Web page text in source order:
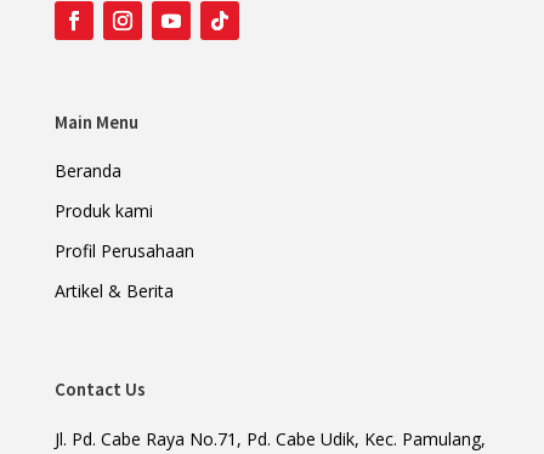
Main Menu
Beranda
Produk kami
Profil Perusahaan
Artikel & Berita
Contact Us
Jl. Pd. Cabe Raya No.71, Pd. Cabe Udik, Kec. Pamulang,